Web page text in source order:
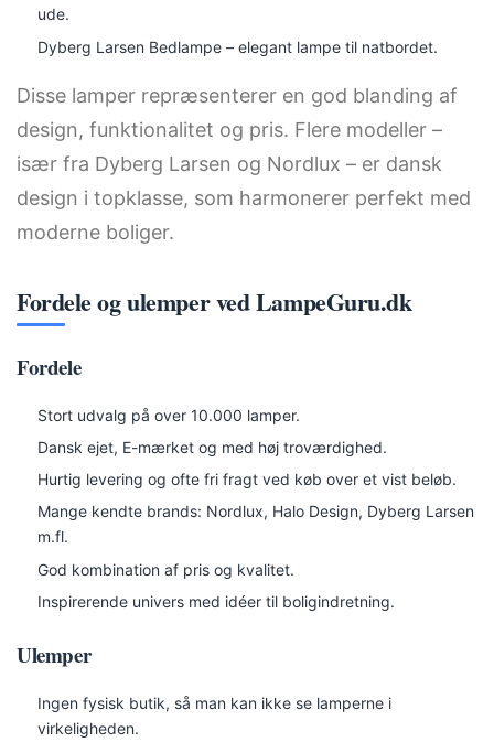
ude.
Dyberg Larsen Bedlampe – elegant lampe til natbordet.
Disse lamper repræsenterer en god blanding af
design, funktionalitet og pris. Flere modeller –
især fra Dyberg Larsen og Nordlux – er dansk
design i topklasse, som harmonerer perfekt med
moderne boliger.
Fordele og ulemper ved LampeGuru.dk
Fordele
Stort udvalg på over 10.000 lamper.
Dansk ejet, E-mærket og med høj troværdighed.
Hurtig levering og ofte fri fragt ved køb over et vist beløb.
Mange kendte brands: Nordlux, Halo Design, Dyberg Larsen
m.fl.
God kombination af pris og kvalitet.
Inspirerende univers med idéer til boligindretning.
Ulemper
Ingen fysisk butik, så man kan ikke se lamperne i
virkeligheden.